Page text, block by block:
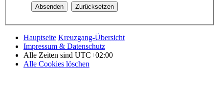
Hauptseite Kreuzgang-Übersicht
Impressum & Datenschutz
Alle Zeiten sind UTC+02:00
Alle Cookies löschen